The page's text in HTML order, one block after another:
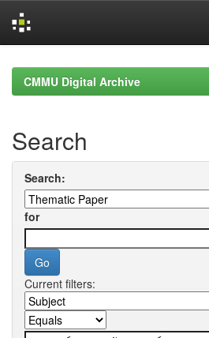
navigationCMMU Digital Archive
Search
Search:
for
Current filters: